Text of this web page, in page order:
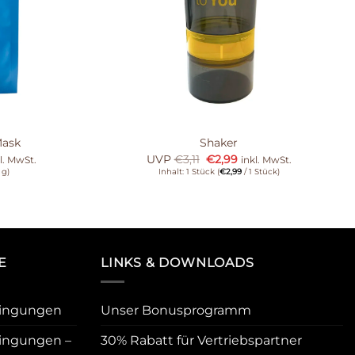
MwSt.
Shaker
UVP€3,11 €2,99 inkl. MwSt.
Inhalt: 1 Stück (€2,99/ 1 Stück)
–
LINKS & DOWNLOADS
Unser Bonusprogramm
30% Rabatt für Vertriebspartner